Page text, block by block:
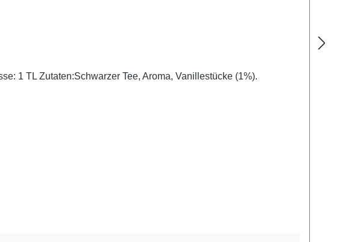
Cremig - zart im Geschmack, mit Karamellstücken. Ziehzeit: 3-4 min Temperatur: 100 °C Menge pro Tasse: 1 TL Zutaten:Schwarzer Tee, Aroma, Vanillestücke (1%).